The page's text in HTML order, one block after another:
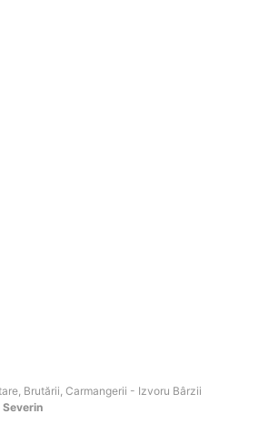
Brutării, Carmangerii - Izvoru Bârzii